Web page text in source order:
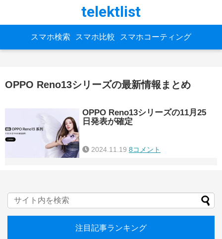
telektlist
スマホ検索 スマホ比較 スマホコーティング
OPPO Reno13シリーズの最新情報まとめ
OPPO Reno13シリーズの11月25
日発表が確定
2024.11.19 8コメント
注目記事ランキング